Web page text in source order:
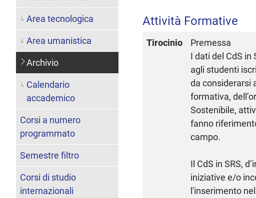
Attività Formative
Tirocinio
Premessa
I dati del CdS in
agli studenti
da considerarsi
formativa,
Sostenibile,
fanno
campo.
Il CdS in SRS,
iniziative e/o
l'inserimento
Area tecnologica
Area umanistica
Archivio
Calendario
accademico
Corsi a numero
programmato
Semestre filtro
Corsi di studio
internazionali